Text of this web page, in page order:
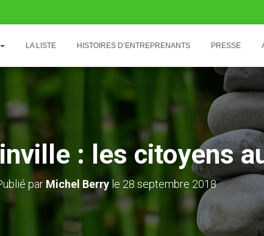
LA LISTE HISTOIRES D’ENTREPRENANTS PRESSE
: les citoyens
par Michel Berry le 28 septembre 2018